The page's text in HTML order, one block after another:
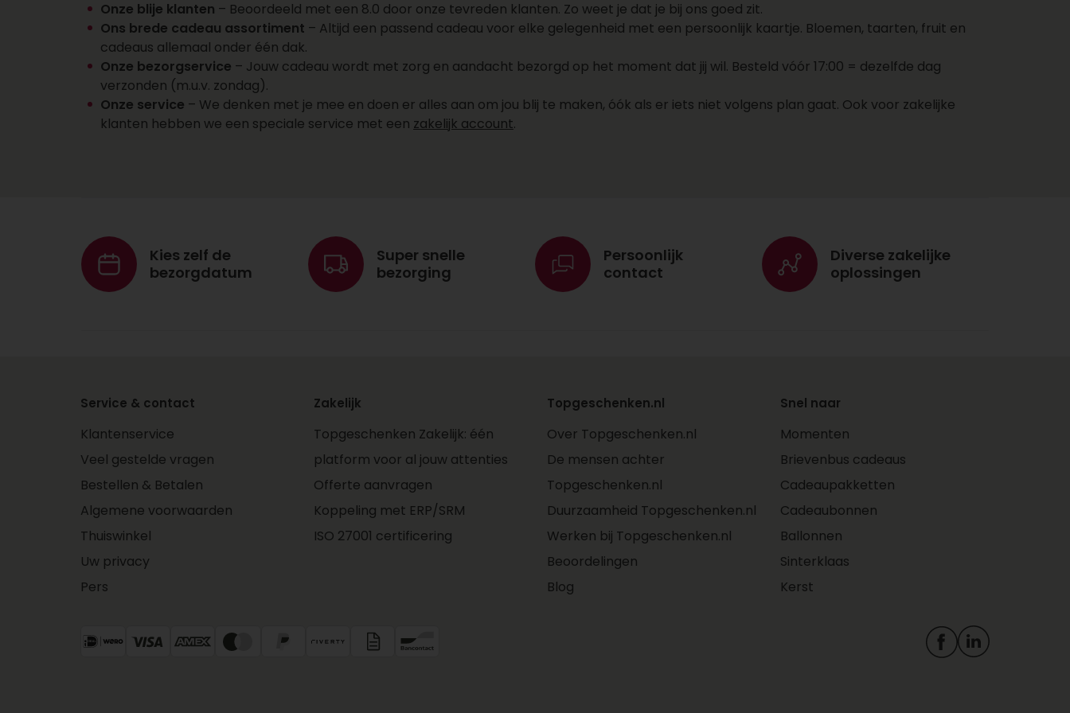
en kies een bezorgdatum.
direct naar de ontvanger
aangegeven dag. Voeg nog
Voordelen cadeaus
versturen via
Topgeschenken.nl
bestellingen in jouw
Personaliseer je cadeau
met foto’s, kaartjes en
Adressen worden
automatisch opgeslagen
in jouw persoonlijke
makkelijk een
herhaalbestelling
profiteer je ook van deze
voordelen met een Zakelijk
Onze blije klanten – Beoordeeld met een 8.0 door onze tevreden klanten. Zo weet je dat je bij ons goed zit.
Ons brede cadeau assortiment – Altijd een passend cadeau voor elke gelegenheid met een persoonlijk kaartje. Bloemen, taarten, fruit en
cadeaus allemaal onder één dak.
Onze bezorgservice – Jouw cadeau wordt met zorg en aandacht bezorgd op het moment dat jij wil. Besteld vóór 17:00 = dezelfde dag
verzonden (m.u.v. zondag).
Onze service – We denken met je mee en doen er alles aan om jou blij te maken, óók als er iets niet volgens plan gaat. Ook voor zakelijke
klanten hebben we een speciale service met een zakelijk account.
Kies zelf de
bezorgdatum
Super snelle
bezorging
Persoonlijk
contact
Diverse zakelijke
oplossingen
Service & contact
Klantenservice
Veel gestelde vragen
Bestellen & Betalen
Algemene voorwaarden
Thuiswinkel
Uw privacy
Pers
Zakelijk
Topgeschenken Zakelijk: één
platform voor al jouw attenties
Offerte aanvragen
Koppeling met ERP/SRM
ISO 27001 certificering
Topgeschenken.nl
Over Topgeschenken.nl
De mensen achter
Topgeschenken.nl
Duurzaamheid Topgeschenken.nl
Werken bij Topgeschenken.nl
Beoordelingen
Blog
Snel naar
Momenten
Brievenbus cadeaus
Cadeaupakketten
Cadeaubonnen
Ballonnen
Sinterklaas
Kerst